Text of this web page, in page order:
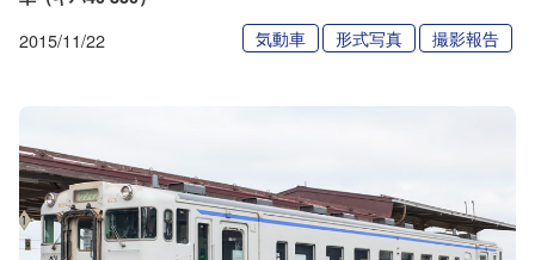
2015/11/22 気動車 形式写真 撮影報告